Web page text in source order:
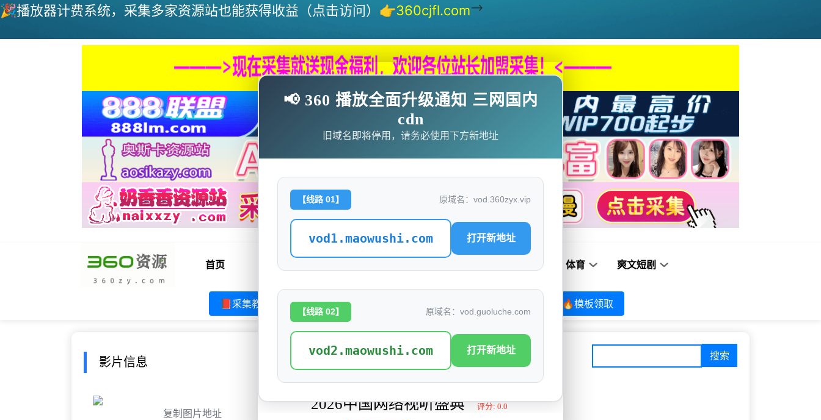
🎉播放器计费系统，采集多家资源站也能获得收益（点击访问）👉360cjfl.com-->
首页 电影 体育 爽文短剧
📕采集教程 🗨求片必应 🔥模板领取
影片信息
复制图片地址
2026中国网络视听盛典 评分: 0.0
📢 360 播放全面升级通知 三网国内
cdn
旧域名即将停用，请务必使用下方新地址
【线路 01】 原域名：vod.360zyx.vip
vod1.maowushi.com 打开新地址
【线路 02】 原域名：vod.guoluche.com
vod2.maowushi.com 打开新地址